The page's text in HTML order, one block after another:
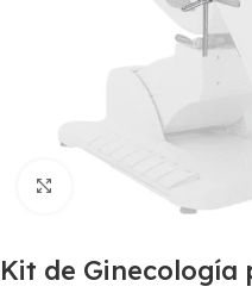
Click to enlarge
Kit de Ginecología